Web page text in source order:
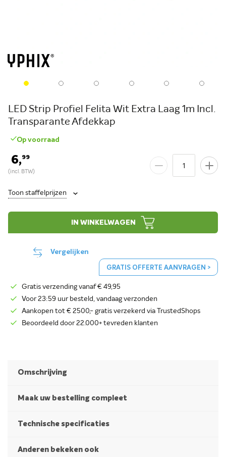
LED Strip Profiel Felita Wit Extra Laag 1m Incl.
Transparante Afdekkap
Op voorraad
6,99
Toon staffelprijzen
IN WINKELWAGEN
Vergelijken
GRATIS OFFERTE AANVRAGEN >
Gratis verzending vanaf € 49,95
Voor 23:59 uur besteld, vandaag verzonden
Aankopen tot € 2500,- gratis verzekerd via TrustedShops
Beoordeeld door 22.000+ tevreden klanten
Omschrijving
Maak uw bestelling compleet
Technische specificaties
Anderen bekeken ook